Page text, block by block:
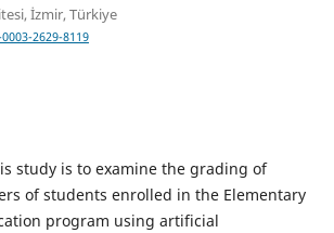
İzmir, Türkiye
2629-8119
study is to examine the grading of
of students enrolled in the Elementary
program using artificial